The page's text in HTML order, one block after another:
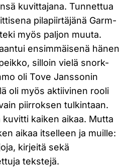
kuvittajana. Tunnettua
pilapiirtäjänä Garm-
myös paljon muuta.
ensimmäisenä hänen
silloin vielä snork-
oli Tove Janssonin
oli myös aktiivinen rooli
piirroksen tulkintaan.
kaiken aikaa. Mutta
aikaa itselleen ja muille:
kirjeitä sekä
tekstejä.